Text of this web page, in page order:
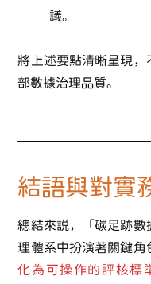
議。
將上述要點清晰呈現，
部數據治理品質。
結語與對實
總結來說，「碳足跡數
理體系中扮演著關鍵角
化為可操作的評核標